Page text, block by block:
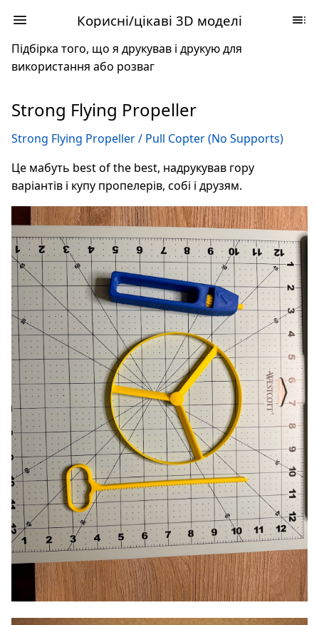
Корисні/цікаві 3D моделі
Підбірка того, що я друкував і друкую для
використання або розваг
Strong Flying Propeller
Strong Flying Propeller / Pull Copter (No Supports)
Це мабуть best of the best, надрукував гору
варіантів і купу пропелерів, собі і друзям.